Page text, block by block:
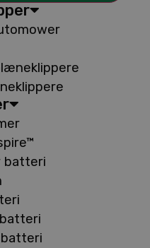
batteri